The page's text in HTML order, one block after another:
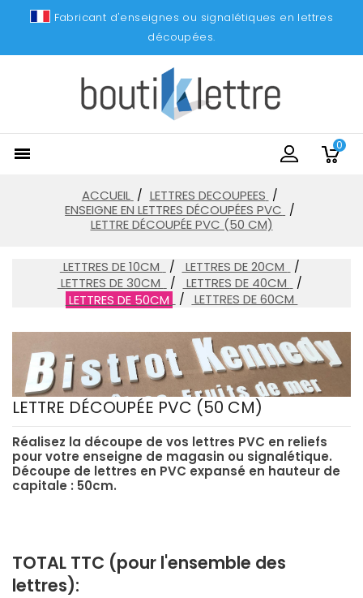
Fabricant d'enseignes ou signalétiques en lettres
découpées.
 0
ACCUEIL
LETTRES DECOUPEES
ENSEIGNE EN LETTRES DÉCOUPÉES PVC
LETTRE DÉCOUPÉE PVC (50 CM)
LETTRES DE 10CM
LETTRES DE 20CM
LETTRES DE 30CM
LETTRES DE 40CM
LETTRES DE 50CM
LETTRES DE 60CM
LETTRE DÉCOUPÉE PVC (50 CM)
Réalisez la découpe de vos lettres PVC en reliefs
pour votre enseigne de magasin ou signalétique.
Découpe de lettres en PVC expansé en hauteur de
capitale : 50cm.
TOTAL TTC (pour l'ensemble des
lettres):